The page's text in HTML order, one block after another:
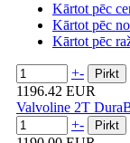
Kārtot pēc
Kārtot pēc
Kārtot pēc
+-
1196.42 EUR
Valvoline 2T
+-